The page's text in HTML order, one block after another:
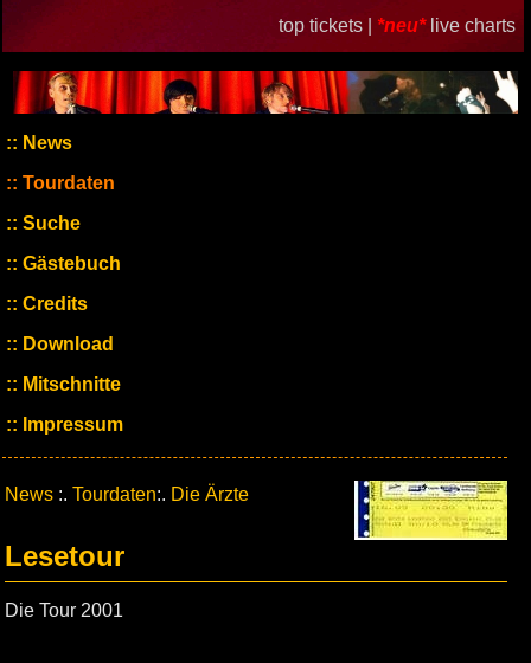
top tickets | *neu* live charts
News
Tourdaten
Suche
Gästebuch
Credits
Download
Mitschnitte
Impressum
News :. Tourdaten:. Die Ärzte
Lesetour
Die Tour 2001